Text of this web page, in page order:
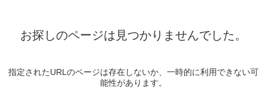
お探しのページは見つかりませんでした。
指定されたURLのページは存在しないか、一時的に利用できない可
能性があります。